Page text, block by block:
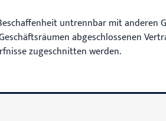
untrennbar mit anderen
abgeschlossenen
zugeschnitten werden.